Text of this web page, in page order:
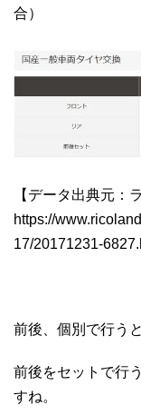
合）
【データ出典元
https://
17/20171231-
前後、個別で行う
前後をセットで行
すね。